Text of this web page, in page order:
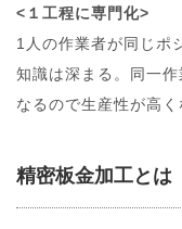
<１工程に専門化>
1人の作業者が同じポ
知識は深まる。同一
なるので生産性が高く
精密板金加工とは